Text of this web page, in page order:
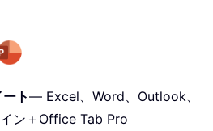
ト— Excel、Word、Outlook、
ン＋Office Tab Pro